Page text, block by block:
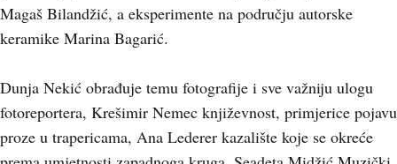
Magaš Bilandžić, a eksperimente na području autorske
keramike Marina Bagarić.
Dunja Nekić obrađuje temu fotografije i sve važniju ulogu
fotoreportera, Krešimir Nemec književnost, primjerice pojavu
proze u trapericama, Ana Lederer kazalište koje se okreće